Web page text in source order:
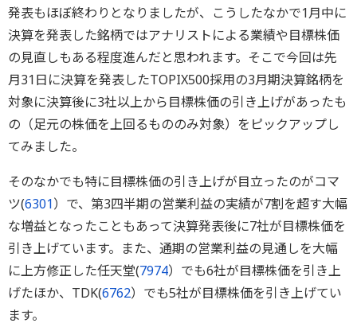
発表もほぼ終わりとなりましたが、こうしたなかで1月中に
決算を発表した銘柄ではアナリストによる業績や目標株価
の見直しもある程度進んだと思われます。そこで今回は先
月31日に決算を発表したTOPIX500採用の3月期決算銘柄を
対象に決算後に3社以上から目標株価の引き上げがあったも
の（足元の株価を上回るもののみ対象）をピックアップし
てみました。
そのなかでも特に目標株価の引き上げが目立ったのがコマ
ツ(6301）で、第3四半期の営業利益の実績が7割を超す大幅
な増益となったこともあって決算発表後に7社が目標株価を
引き上げています。また、通期の営業利益の見通しを大幅
に上方修正した任天堂(7974）でも6社が目標株価を引き上
げたほか、TDK(6762）でも5社が目標株価を引き上げてい
ます。